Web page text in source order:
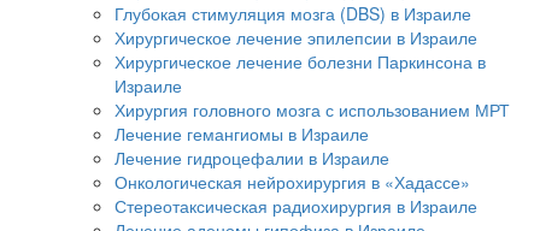
Глубокая стимуляция мозга (DBS) в Израиле
Хирургическое лечение эпилепсии в Израиле
Хирургическое лечение болезни Паркинсона в
Израиле
Хирургия головного мозга с использованием МРТ
Лечение гемангиомы в Израиле
Лечение гидроцефалии в Израиле
Онкологическая нейрохирургия в «Хадассе»
Стереотаксическая радиохирургия в Израиле